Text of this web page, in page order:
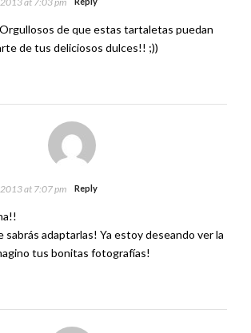
de que estas tartaletas puedan
de tus deliciosos dulces!! ;))
at 7:07 pm Reply
sabrás adaptarlas! Ya estoy deseando ver la
tus bonitas fotografías!